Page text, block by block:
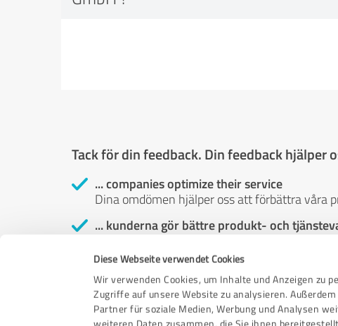
Diese Webseite verwendet Cookies
Wir verwenden Cookies, um Inhalte und Anzeigen zu
Zugriffe auf unsere Website zu analysieren.
Partner für soziale Medien, Werbung und Analysen
Tack för din feedback. Din feedback hjälper
... companies optimize their service
Dina omdömen hjälper oss att förbättra våra
... kunderna gör bättre produkt- och
fatta säkrare köpbeslut.
... öka kundnöjdheten
Din recension hjälper oss att identifiera
kundernas önskemål.